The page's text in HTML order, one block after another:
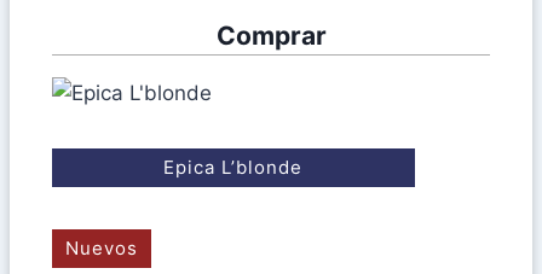
Comprar
Epica L’blonde
Nuevos